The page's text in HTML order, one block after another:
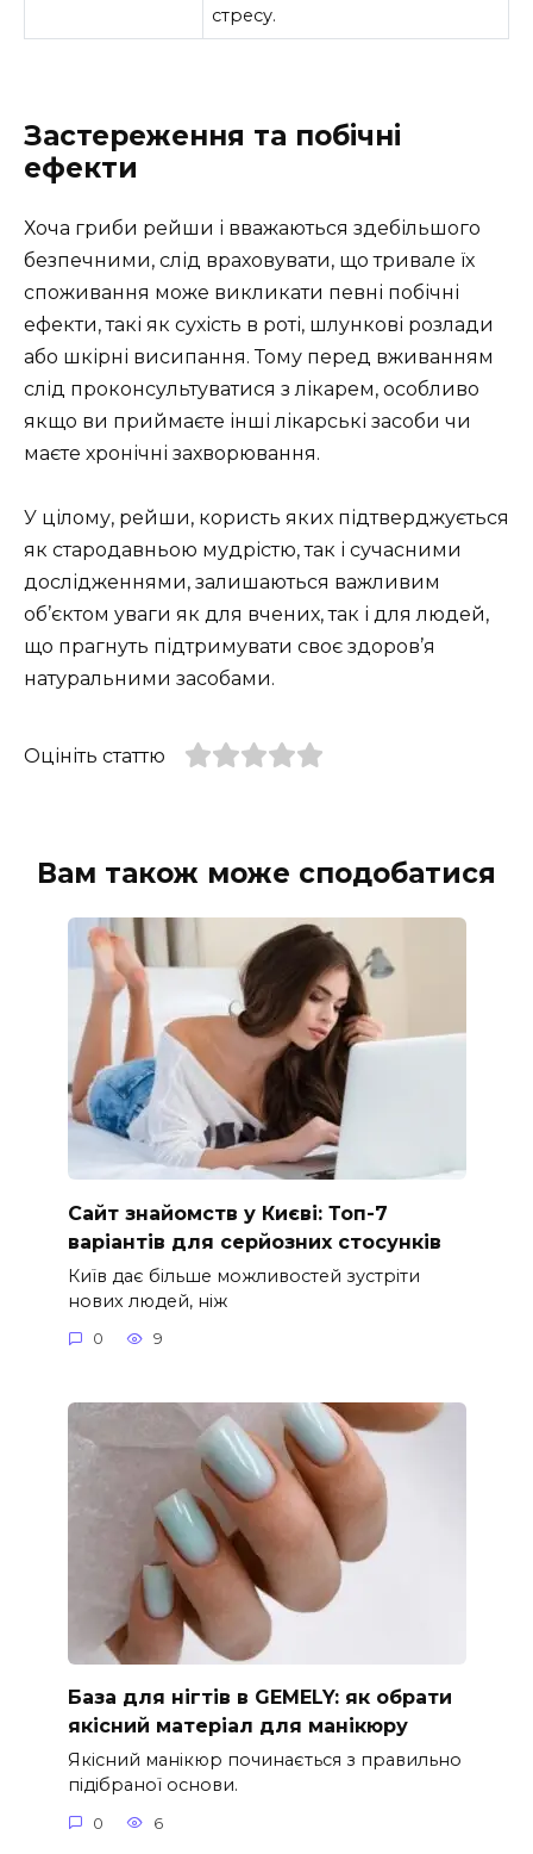
стресу.
Застереження та побічні
ефекти
Хоча гриби рейши і вважаються здебільшого
безпечними, слід враховувати, що тривале їх
споживання може викликати певні побічні
ефекти, такі як сухість в роті, шлункові розлади
або шкірні висипання. Тому перед вживанням
слід проконсультуватися з лікарем, особливо
якщо ви приймаєте інші лікарські засоби чи
маєте хронічні захворювання.
У цілому, рейши, користь яких підтверджується
як стародавньою мудрістю, так і сучасними
дослідженнями, залишаються важливим
об’єктом уваги як для вчених, так і для людей,
що прагнуть підтримувати своє здоров’я
натуральними засобами.
Оцініть статтю
Вам також може сподобатися
Сайт знайомств у Києві: Топ-7
варіантів для серйозних стосунків
Київ дає більше можливостей зустріти
нових людей, ніж
0 9
База для нігтів в GEMELY: як обрати
якісний матеріал для манікюру
Якісний манікюр починається з правильно
підібраної основи.
0 6